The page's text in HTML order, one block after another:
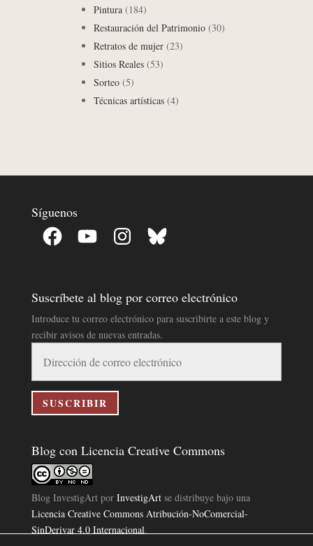
Pintura(184)
Restauración del Patrimonio(30)
Retratos de mujer(23)
Sitios Reales(53)
Sorteo(5)
Técnicas artísticas(4)
Síguenos
Facebook YouTube InstagramBluesky
Suscríbete al blog por correo electrónico
Introduce tu correo electrónico para suscribirte a este blog y
recibir avisos de nuevas entradas.
correo
electrónico
SUSCRIBIR
Blog con Licencia Creative Commons
Blog InvestigArtpor InvestigArtse distribuye bajo una
Licencia Creative Commons Atribución-NoComercial-
SinDerivar 4.0 Internacional.